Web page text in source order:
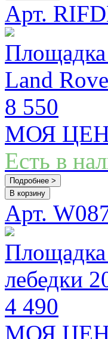
Арт.
Land
8 550
МОЯ
Есть в
Подробнее >
В корзину
Арт.
Площадка
лебедки
4 490
МОЯ